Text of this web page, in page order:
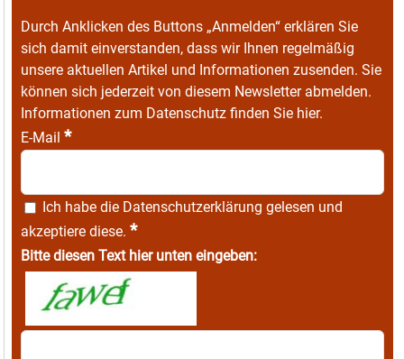
Durch Anklicken des Buttons „Anmelden“ erklären Sie
sich damit einverstanden, dass wir Ihnen regelmäßig
unsere aktuellen Artikel und Informationen zusenden. Sie
können sich jederzeit von diesem Newsletter abmelden.
Informationen zum Datenschutz finden Sie hier.
E-Mail *
Ich habe die Datenschutzerklärung gelesen und
akzeptiere diese. *
Bitte diesen Text hier unten eingeben: